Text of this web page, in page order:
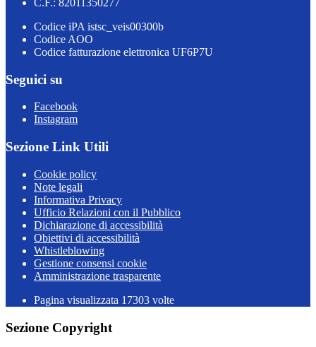
C.F.: 82011350277
Codice iPA istsc_veis00300b
Codice AOO
Codice fatturazione elettronica UF6P7U
Seguici su
Facebook
Instagram
Sezione Link Utili
Cookie policy
Note legali
Informativa Privacy
Ufficio Relazioni con il Pubblico
Dichiarazione di accessibilità
Obiettivi di accessibilità
Whistleblowing
Gestione consensi cookie
Amministrazione trasparente
Pagina visualizzata 17303 volte
Sezione Copyright